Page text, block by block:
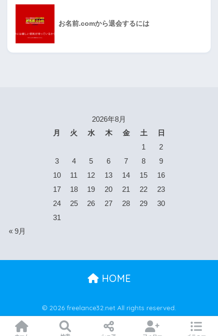
お名前.comから退会するには
2026年8月
月
火 水 木 金 土
日
1
2
3
4 5 6 7 8
9
10
11 12 13 14 15
16
17
18 19 20 21 22
23
24
25 26 27 28 29
30
31
« 9月
HOME
© 2026 freelance32.net All rights reserved.